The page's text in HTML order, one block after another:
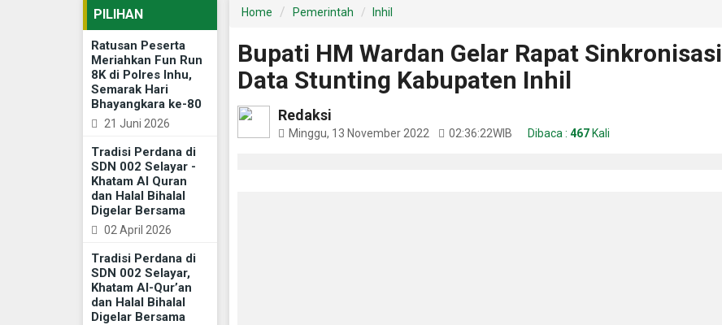
PILIHAN
Ratusan Peserta
Meriahkan Fun Run
8K di Polres Inhu,
Semarak Hari
Bhayangkara ke-80
21 Juni 2026
Tradisi Perdana di
SDN 002 Selayar -
Khatam Al Quran
dan Halal Bihalal
Digelar Bersama
02 April 2026
Tradisi Perdana di
SDN 002 Selayar,
Khatam Al-Qur’an
dan Halal Bihalal
Digelar Bersama
Home Pemerintah Inhil
Bupati HM Wardan Gelar Rapat Sinkronisasi
Data Stunting Kabupaten Inhil
Redaksi
Minggu, 13 November 2022 02:36:22WIB Dibaca : 467 Kali